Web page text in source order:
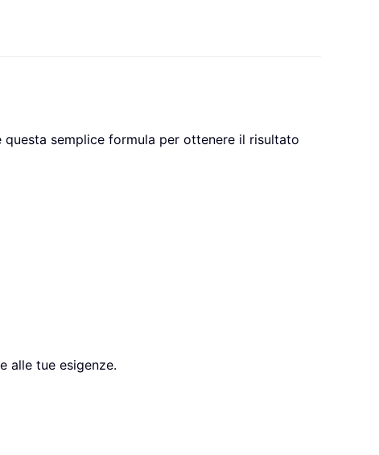
semplice formula per ottenere il risultato
alle tue esigenze.